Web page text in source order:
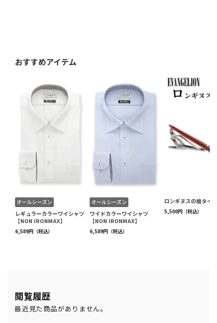
閲覧履歴
最近見た商品がありません。